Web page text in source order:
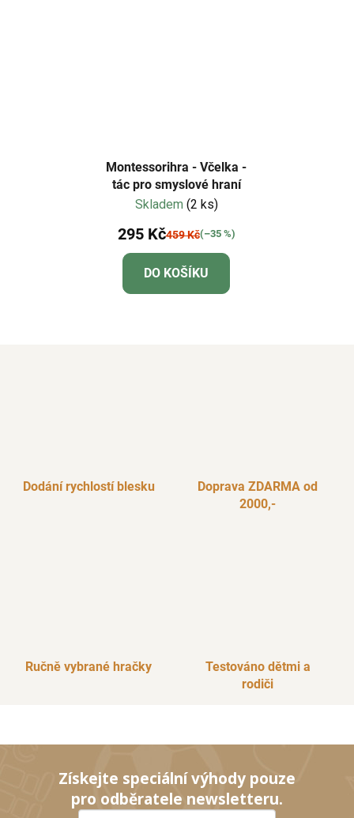
Montessorihra - Včelka -
tác pro smyslové hraní
Skladem (2 ks)
295 Kč459 Kč(–35 %)
DO KOŠÍKU
Dodání rychlostí blesku
Doprava ZDARMA od
2000,-
Ručně vybrané hračky
Testováno dětmi a
rodiči
Získejte speciální výhody pouze
pro odběratele newsletteru.